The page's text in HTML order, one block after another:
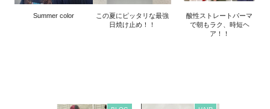
Summer color
この夏にピッタリな最強
日焼け止め！！
酸性ストレートパーマ
で朝もラク、時短ヘ
ア！！